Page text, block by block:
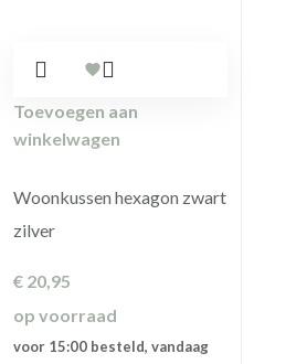
Toevoegen aan
winkelwagen
Woonkussen hexagon zwart
zilver
€ 20,95
op voorraad
voor 15:00 besteld, vandaag